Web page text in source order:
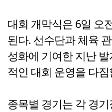
대회 개막식은 6일 오
된다. 선수단과 체육
성화에 기여한 지난
적인 대회 운영을 다
종목별 경기는 각 경